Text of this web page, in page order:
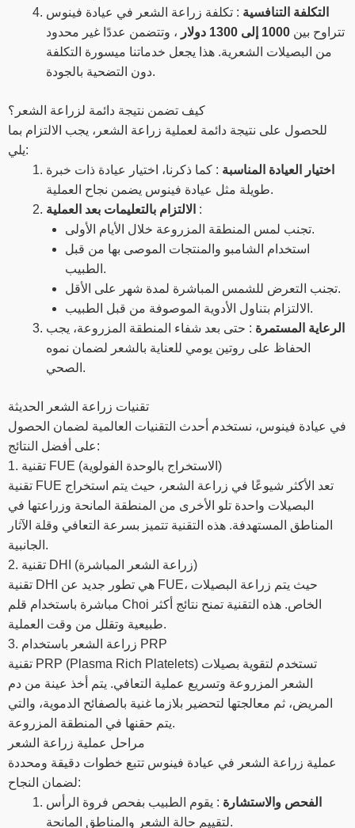
التكلفة التنافسية : تكلفة زراعة الشعر في عيادة فينوس
تتراوح بين 1000 إلى 1300 دولار
، وتتضمن عددًا غير محدود
من البصيلات الشعرية. هذا يجعل خدماتنا ميسورة التكلفة
دون التضحية بالجودة.
كيف تضمن نتيجة دائمة لزراعة الشعر؟
للحصول على نتيجة دائمة لعملية زراعة الشعر، يجب الالتزام بما
يلي:
اختيار العيادة المناسبة : كما ذكرنا، اختيار عيادة ذات خبرة
طويلة مثل عيادة فينوس يضمن نجاح العملية.
:
تجنب لمس المنطقة المزروعة خلال الأيام الأولى.
استخدام الشامبو والمنتجات الموصى بها من قبل
الطبيب.
تجنب التعرض للشمس المباشرة لمدة شهر على الأقل.
الالتزام بتناول الأدوية الموصوفة من قبل الطبيب.
الرعاية المستمرة : حتى بعد شفاء المنطقة المزروعة، يجب
الحفاظ على روتين يومي للعناية بالشعر لضمان نموه
الصحي.
تقنيات زراعة الشعر الحديثة
في عيادة فينوس، نستخدم أحدث التقنيات العالمية لضمان الحصول
على أفضل النتائج:
1. تقنية FUE (الاستخراج بالوحدة الفولوية)
تقنية FUE تعد الأكثر شيوعًا في زراعة الشعر، حيث يتم استخراج
البصيلات واحدة تلو الأخرى من المنطقة المانحة وزراعتها في
المناطق المستهدفة. هذه التقنية تتميز بسرعة التعافي وقلة الآثار
الجانبية.
2. تقنية DHI (زراعة الشعر المباشرة)
تقنية DHI هي تطور جديد عن FUE، حيث يتم زراعة البصيلات
مباشرة باستخدام قلم Choi الخاص. هذه التقنية تمنح نتائج أكثر
طبيعية وتقلل من وقت العملية.
3. زراعة الشعر باستخدام PRP
تقنية PRP (Plasma Rich Platelets) تستخدم لتقوية بصيلات
الشعر المزروعة وتسريع عملية التعافي. يتم أخذ عينة من دم
المريض، ثم معالجتها لتحضير بلازما غنية بالصفائح الدموية، والتي
يتم حقنها في المنطقة المزروعة.
مراحل عملية زراعة الشعر
عملية زراعة الشعر في عيادة فينوس تتبع خطوات دقيقة ومحددة
لضمان النجاح:
الفحص والاستشارة : يقوم الطبيب بفحص فروة الرأس
لتقييم حالة الشعر والمناطق المانحة.